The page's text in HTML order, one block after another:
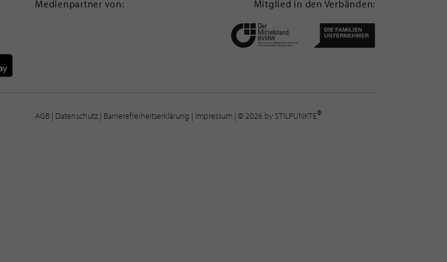
Medienpartner von: Mitglied in den Verbänden:
AGB | Datenschutz | Barrierefreiheitserklärung | Impressum | © 2026 by STILPUNKTE®